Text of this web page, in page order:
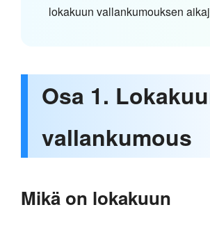
lokakuun vallankumouksen
Osa 1.
vallankumous
Mikä on lokakuun